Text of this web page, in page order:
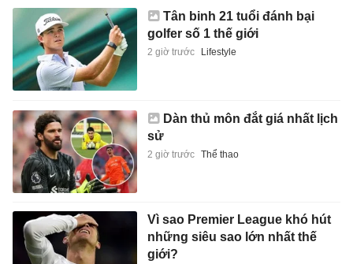
Tân binh 21 tuổi đánh bại
golfer số 1 thế giới
2 giờ trước Lifestyle
Dàn thủ môn đắt giá nhất lịch
sử
2 giờ trước Thể thao
Vì sao Premier League khó hút
những siêu sao lớn nhất thế
giới?